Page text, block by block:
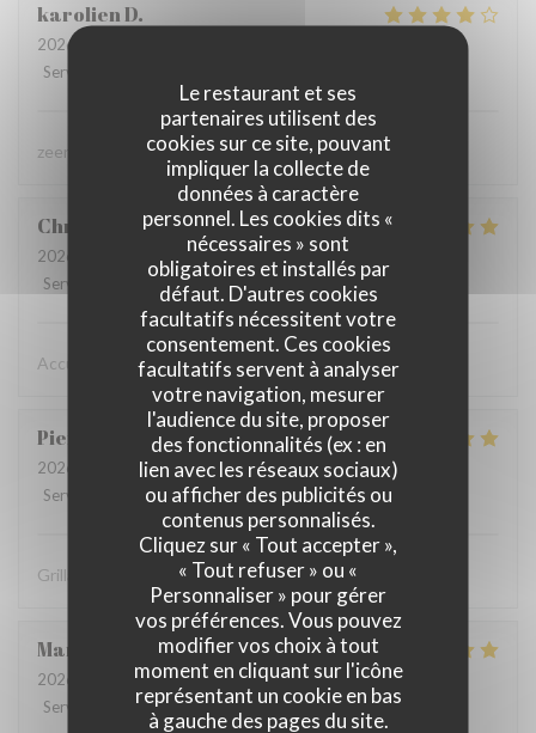
Le restaurant et ses
partenaires utilisent des
cookies sur ce site, pouvant
impliquer la collecte de
données à caractère
personnel. Les cookies dits «
nécessaires » sont
obligatoires et installés par
défaut. D'autres cookies
facultatifs nécessitent votre
consentement. Ces cookies
facultatifs servent à analyser
votre navigation, mesurer
l'audience du site, proposer
des fonctionnalités (ex : en
lien avec les réseaux sociaux)
ou afficher des publicités ou
contenus personnalisés.
Cliquez sur « Tout accepter »,
« Tout refuser » ou «
Personnaliser » pour gérer
vos préférences. Vous pouvez
modifier vos choix à tout
moment en cliquant sur l'icône
représentant un cookie en bas
à gauche des pages du site.
karolienD
2026-07-31
Service
zeer lekker gegeten, zeer vriendelijke bediening
Christine
2026-08-02
- 19:15 - Couverts 2
Service
Ambiance 5 /5 Cuisine Qualité / Prix
Accueil chaleureux , professionnel
Pierre
2026-07-31
- 19:30 - Couverts 8
Service
Ambiance:5/5 Cuisine: 5 /5 Qualité / Prix
Grillades à recommander
Martine
2026-08-01
- 12:15 - Couverts 2
Service
Ambiance: 4/5 Cuisine: 5/5 Qualité / Prix